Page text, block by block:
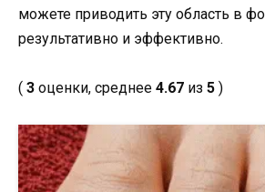
можете приводить эту область в
результативно и эффективно.
( 3 оценки, среднее 4.67 из 5 )